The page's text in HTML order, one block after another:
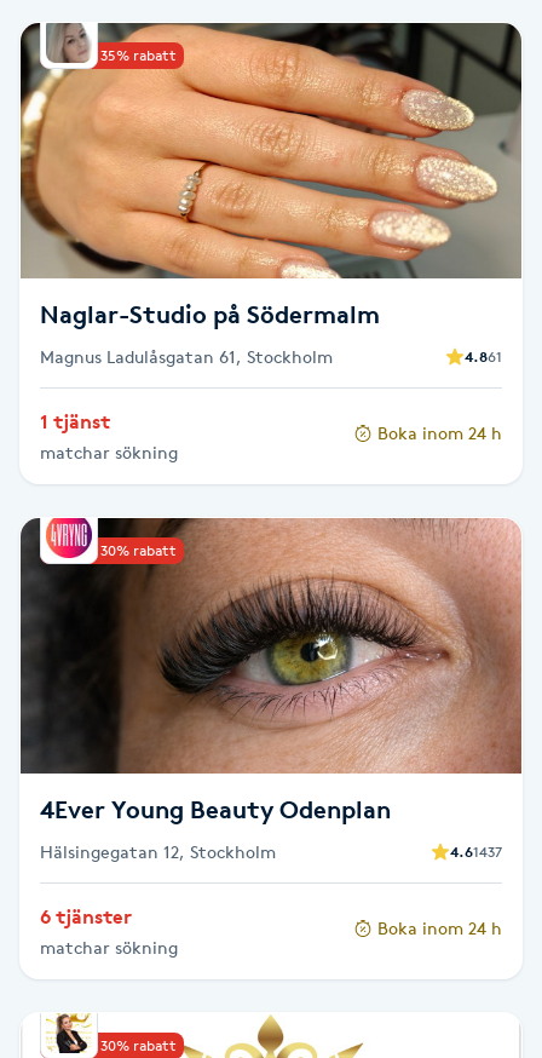
Babylights
Balayage
Bambumassage
Barber
Barnklippning
BIAB
Blowout
Bottenfärg
Celluliter
Coachning
Color correction
Upp till 35% rabatt
Naglar-Studio på Södermalm
Magnus Ladulåsgatan 61, Stockholm 4.861
1 tjänst
matchar sökning
Boka inom 24 h
Upp till 30% rabatt
4Ever Young Beauty Odenplan
Hälsingegatan 12, Stockholm 4.61437
6 tjänster
matchar sökning
Boka inom 24 h
Upp till 30% rabatt